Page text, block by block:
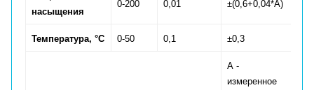
насыщения
0-200 0,01 ±(0,6+0,04*А)
Температура, °C 0-50 0,1 ±0,3
А -
измеренное